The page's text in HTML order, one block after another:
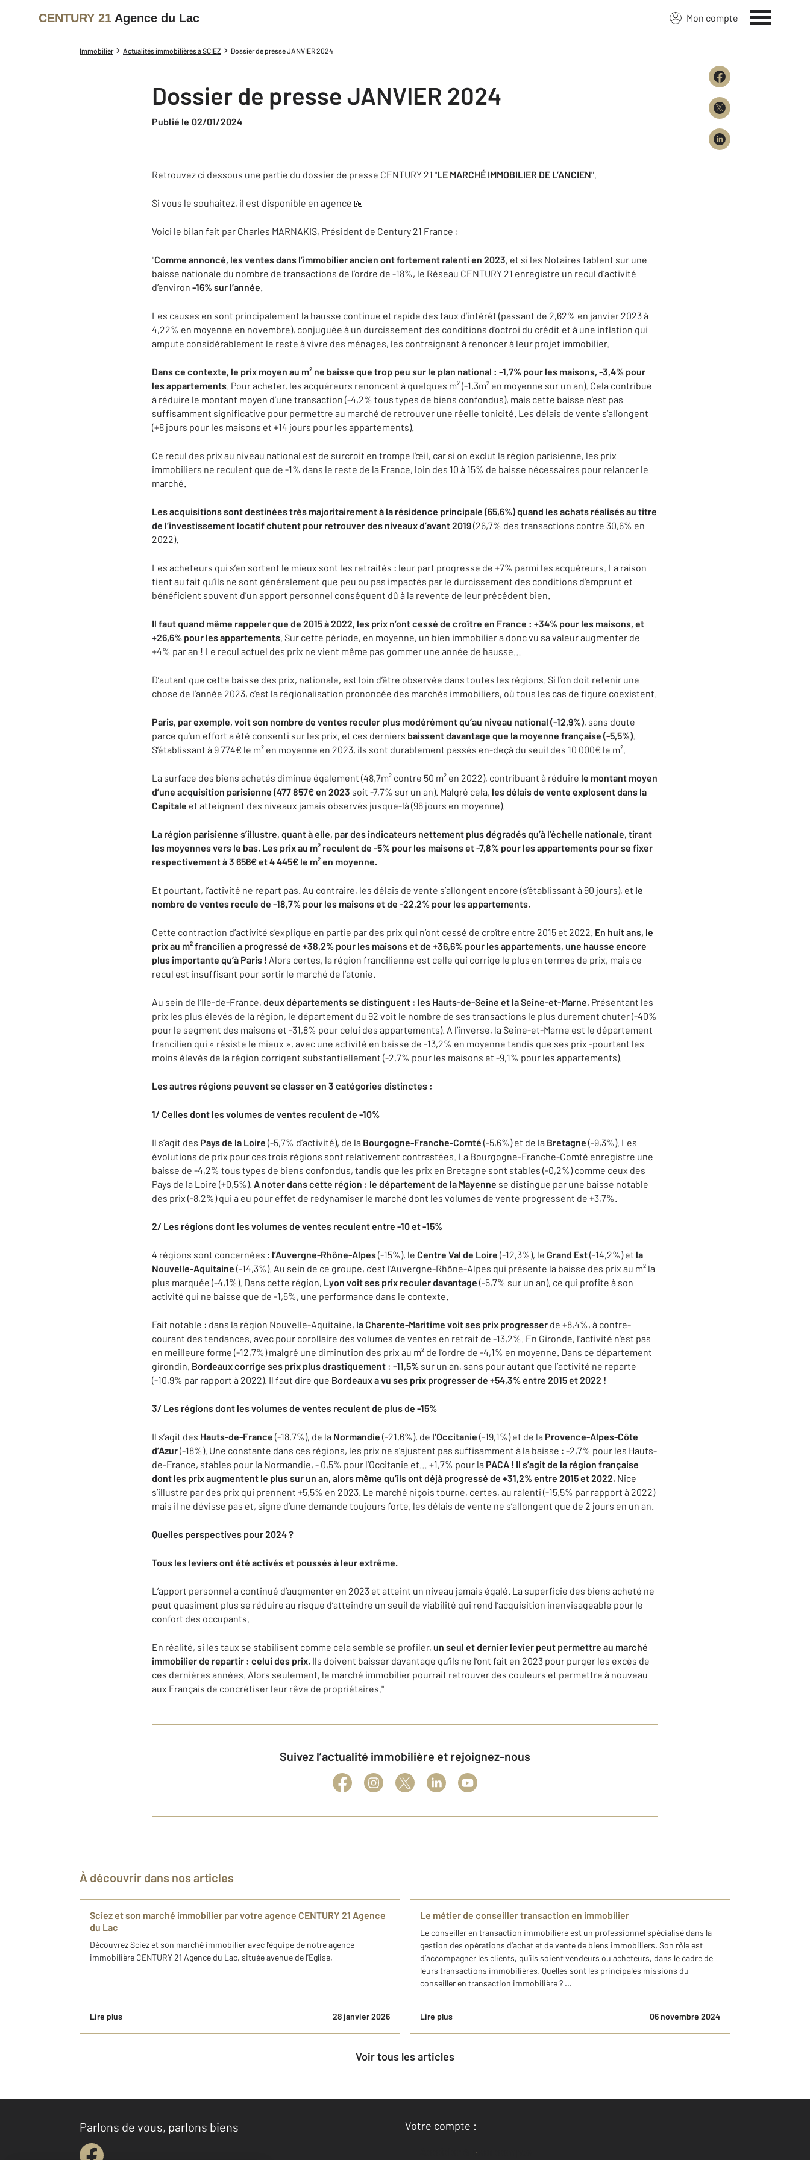
CENTURY 21 Agence du Lac Mon compte
Immobilier Actualités immobilières à SCIEZ Dossier de presse JANVIER 2024
Dossier de presse JANVIER 2024
Publié le 02/01/2024
Retrouvez ci dessous une partie du dossier de presse CENTURY 21 "LE MARCHÉ IMMOBILIER DE L’ANCIEN".
Si vous le souhaitez, il est disponible en agence 📖
Voici le bilan fait par Charles MARNAKIS, Président de Century 21 France :
"Comme annoncé, les ventes dans l’immobilier ancien ont fortement ralenti en 2023, et si les Notaires tablent sur une
baisse nationale du nombre de transactions de l’ordre de -18%, le Réseau CENTURY 21 enregistre un recul d’activité
d’environ -16% sur l’année.
Les causes en sont principalement la hausse continue et rapide des taux d’intérêt (passant de 2,62% en janvier 2023 à
4,22% en moyenne en novembre), conjuguée à un durcissement des conditions d’octroi du crédit et à une inflation qui
ampute considérablement le reste à vivre des ménages, les contraignant à renoncer à leur projet immobilier.
Dans ce contexte, le prix moyen au m² ne baisse que trop peu sur le plan national : -1,7% pour les maisons, -3,4% pour
les appartements. Pour acheter, les acquéreurs renoncent à quelques m² (-1,3m² en moyenne sur un an). Cela contribue
à réduire le montant moyen d’une transaction (-4,2% tous types de biens confondus), mais cette baisse n’est pas
suffisamment significative pour permettre au marché de retrouver une réelle tonicité. Les délais de vente s’allongent
(+8 jours pour les maisons et +14 jours pour les appartements).
Ce recul des prix au niveau national est de surcroit en trompe l’œil, car si on exclut la région parisienne, les prix
immobiliers ne reculent que de -1% dans le reste de la France, loin des 10 à 15% de baisse nécessaires pour relancer le
marché.
Les acquisitions sont destinées très majoritairement à la résidence principale (65,6%) quand les achats réalisés au titre
de l’investissement locatif chutent pour retrouver des niveaux d’avant 2019(26,7% des transactions contre 30,6% en
2022).
Les acheteurs qui s’en sortent le mieux sont les retraités : leur part progresse de +7% parmi les acquéreurs. La raison
tient au fait qu’ils ne sont généralement que peu ou pas impactés par le durcissement des conditions d’emprunt et
bénéficient souvent d’un apport personnel conséquent dû à la revente de leur précédent bien.
Il faut quand même rappeler que de 2015 à 2022, les prix n’ont cessé de croître en France : +34% pour les maisons, et
+26,6% pour les appartements. Sur cette période, en moyenne, un bien immobilier a donc vu sa valeur augmenter de
+4% par an ! Le recul actuel des prix ne vient même pas gommer une année de hausse…
D’autant que cette baisse des prix, nationale, est loin d’être observée dans toutes les régions. Si l’on doit retenir une
chose de l’année 2023, c’est la régionalisation prononcée des marchés immobiliers, où tous les cas de figure coexistent.
Paris, par exemple, voit son nombre de ventes reculer plus modérément qu’au niveau national (-12,9%), sans doute
parce qu’un effort a été consenti sur les prix, et ces derniers baissent davantage que la moyenne française (-5,5%).
S’établissant à 9 774€ le m² en moyenne en 2023, ils sont durablement passés en-deçà du seuil des 10 000€ le m².
La surface des biens achetés diminue également (48,7m² contre 50 m² en 2022), contribuant à réduire le montant moyen
d’une acquisition parisienne (477 857€ en 2023 soit -7,7% sur un an). Malgré cela, les délais de vente explosent dans la
Capitale et atteignent des niveaux jamais observés jusque-là (96 jours en moyenne).
La région parisienne s’illustre, quant à elle, par des indicateurs nettement plus dégradés qu’à l’échelle nationale, tirant
les moyennes vers le bas. Les prix au m² reculent de -5% pour les maisons et -7,8% pour les appartements pour se fixer
respectivement à 3 656€ et 4 445€ le m² en moyenne.
Et pourtant, l’activité ne repart pas. Au contraire, les délais de vente s’allongent encore (s’établissant à 90 jours), et le
nombre de ventes recule de -18,7% pour les maisons et de -22,2% pour les appartements.
Cette contraction d’activité s’explique en partie par des prix qui n’ont cessé de croître entre 2015 et 2022. En huit ans, le
prix au m² francilien a progressé de +38,2% pour les maisons et de +36,6% pour les appartements, une hausse encore
plus importante qu’à Paris ! Alors certes, la région francilienne est celle qui corrige le plus en termes de prix, mais ce
recul est insuffisant pour sortir le marché de l’atonie.
Au sein de l’Ile-de-France, deux départements se distinguent : les Hauts-de-Seine et la Seine-et-Marne. Présentant les
prix les plus élevés de la région, le département du 92 voit le nombre de ses transactions le plus durement chuter (-40%
pour le segment des maisons et -31,8% pour celui des appartements). A l’inverse, la Seine-et-Marne est le département
francilien qui « résiste le mieux », avec une activité en baisse de -13,2% en moyenne tandis que ses prix -pourtant les
moins élevés de la région corrigent substantiellement (-2,7% pour les maisons et -9,1% pour les appartements).
Les autres régions peuvent se classer en 3 catégories distinctes :
1/ Celles dont les volumes de ventes reculent de -10%
Il s’agit des Pays de la Loire (-5,7% d’activité), de la Bourgogne-Franche-Comté (-5,6%) et de la Bretagne (-9,3%). Les
évolutions de prix pour ces trois régions sont relativement contrastées. La Bourgogne-Franche-Comté enregistre une
baisse de -4,2% tous types de biens confondus, tandis que les prix en Bretagne sont stables (-0,2%) comme ceux des
Pays de la Loire (+0,5%). A noter dans cette région : le département de la Mayenne se distingue par une baisse notable
des prix (-8,2%) qui a eu pour effet de redynamiser le marché dont les volumes de vente progressent de +3,7%.
2/ Les régions dont les volumes de ventes reculent entre -10 et -15%
4 régions sont concernées : l’Auvergne-Rhône-Alpes(-15%), le Centre Val de Loire (-12,3%), le Grand Est(-14,2%) et la
Nouvelle-Aquitaine (-14,3%). Au sein de ce groupe, c’est l’Auvergne-Rhône-Alpes qui présente la baisse des prix au m² la
plus marquée (-4,1%). Dans cette région, Lyon voit ses prix reculer davantage (-5,7% sur un an), ce qui profite à son
activité qui ne baisse que de -1,5%, une performance dans le contexte.
Fait notable : dans la région Nouvelle-Aquitaine, la Charente-Maritime voit ses prix progresser de +8,4%, à contre-
courant des tendances, avec pour corollaire des volumes de ventes en retrait de -13,2%. En Gironde, l’activité n’est pas
en meilleure forme (-12,7%) malgré une diminution des prix au m² de l’ordre de -4,1% en moyenne. Dans ce département
girondin, Bordeaux corrige ses prix plus drastiquement : -11,5% sur un an, sans pour autant que l’activité ne reparte
(-10,9% par rapport à 2022). Il faut dire que Bordeaux a vu ses prix progresser de +54,3% entre 2015 et 2022 !
3/ Les régions dont les volumes de ventes reculent de plus de -15%
Il s’agit des Hauts-de-France (-18,7%), de la Normandie (-21,6%), de l’Occitanie (-19,1%) et de la Provence-Alpes-Côte
d’Azur(-18%). Une constante dans ces régions, les prix ne s’ajustent pas suffisamment à la baisse : -2,7% pour les Hauts-
de-France, stables pour la Normandie, - 0,5% pour l’Occitanie et… +1,7% pour la PACA ! Il s’agit de la région française
dont les prix augmentent le plus sur un an, alors même qu’ils ont déjà progressé de +31,2% entre 2015 et 2022. Nice
s’illustre par des prix qui prennent +5,5% en 2023. Le marché niçois tourne, certes, au ralenti (-15,5% par rapport à 2022)
mais il ne dévisse pas et, signe d’une demande toujours forte, les délais de vente ne s’allongent que de 2 jours en un an.
Quelles perspectives pour 2024 ?
Tous les leviers ont été activés et poussés à leur extrême.
L’apport personnel a continué d’augmenter en 2023 et atteint un niveau jamais égalé. La superficie des biens acheté ne
peut quasiment plus se réduire au risque d’atteindre un seuil de viabilité qui rend l’acquisition inenvisageable pour le
confort des occupants.
En réalité, si les taux se stabilisent comme cela semble se profiler, un seul et dernier levier peut permettre au marché
immobilier de repartir : celui des prix. Ils doivent baisser davantage qu’ils ne l’ont fait en 2023 pour purger les excès de
ces dernières années. Alors seulement, le marché immobilier pourrait retrouver des couleurs et permettre à nouveau
aux Français de concrétiser leur rêve de propriétaires."
Suivez l’actualité immobilière et rejoignez-nous
À découvrir dans nos articles
Sciez et son marché immobilier par votre agence CENTURY 21 Agence
du Lac
Découvrez Sciez et son marché immobilier avec l'équipe de notre agence
immobilière CENTURY 21 Agence du Lac, située avenue de l'Eglise.
Lire plus 28 janvier 2026
Le métier de conseiller transaction en immobilier
Le conseiller en transaction immobilière est un professionnel spécialisé dans la
gestion des opérations d’achat et de vente de biens immobiliers. Son rôle est
d’accompagner les clients, qu’ils soient vendeurs ou acheteurs, dans le cadre de
leurs transactions immobilières. Quelles sont les principales missions du
conseiller en transaction immobilière ? ...
Lire plus 06 novembre 2024
Voir tous les articles
Parlons de vous, parlons biens
Votre compte :
Accéder à mon compte